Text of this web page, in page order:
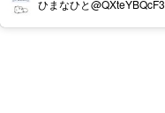
ひまなひと